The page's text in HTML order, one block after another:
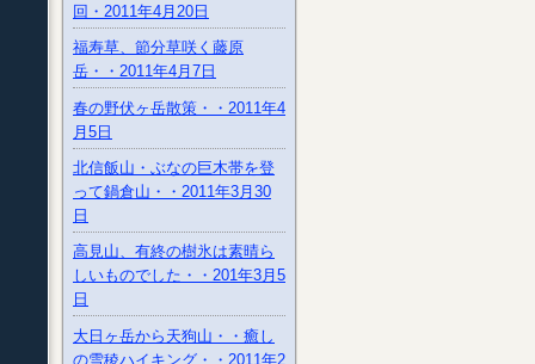
回・2011年4月20日
福寿草、節分草咲く藤原
岳・・2011年4月7日
春の野伏ヶ岳散策・・2011年4
月5日
北信飯山・ぶなの巨木帯を登
って鍋倉山・・2011年3月30
日
高見山、有終の樹氷は素晴ら
しいものでした・・201年3月5
日
大日ヶ岳から天狗山・・癒し
の雪稜ハイキング・・2011年2